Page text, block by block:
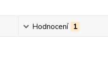
Hodnocení 1